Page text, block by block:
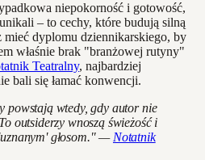
niepokorność i gotowość,
– to cechy, które budują silną
mieć dyplomu dziennikarskiego, by
właśnie brak "branżowej rutyny"
Teatralny, najbardziej
bali się łamać konwencji.
powstają wtedy, gdy autor nie
outsiderzy wnoszą świeżość i
głosom." — Notatnik